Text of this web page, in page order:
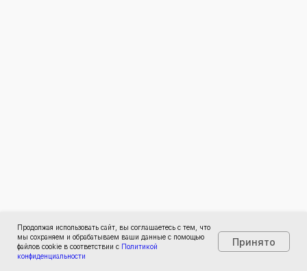
Продолжая использовать сайт, вы соглашаетесь с тем, что
мы сохраняем и обрабатываем ваши данные с помощью
файлов cookie в соответствии с Политикой
конфиденциальности
Принято